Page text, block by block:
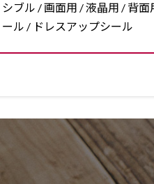
シブル / 画面用 / 液晶用 / 背
ール / ドレスアップシール